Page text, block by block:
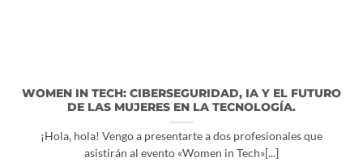
WOMEN IN TECH: CIBERSEGURIDAD, IA Y EL FUTURO
DE LAS MUJERES EN LA TECNOLOGÍA.
¡Hola, hola! Vengo a presentarte a dos profesionales que
asistirán al evento «Women in Tech»[...]